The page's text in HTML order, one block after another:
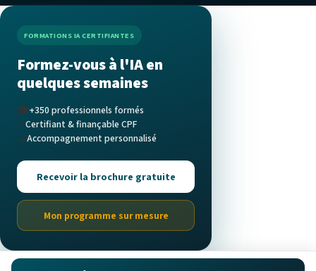
FORMATIONS IA CERTIFIANTES
Formez-vous à l'IA en
quelques semaines
🎓+350 professionnels formés
Certifiant & finançable CPF
🤝Accompagnement personnalisé
Recevoir la brochure gratuite
Mon programme sur mesure